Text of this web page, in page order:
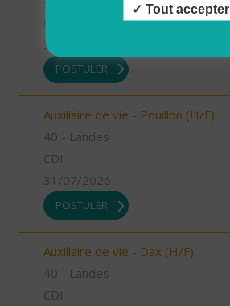
31/07/2026
POSTULER
Auxiliaire de vie - Pouillon (H/F)
40 - Landes
CDI
31/07/2026
POSTULER
Auxiliaire de vie - Dax (H/F)
40 - Landes
CDI
Tout accepter